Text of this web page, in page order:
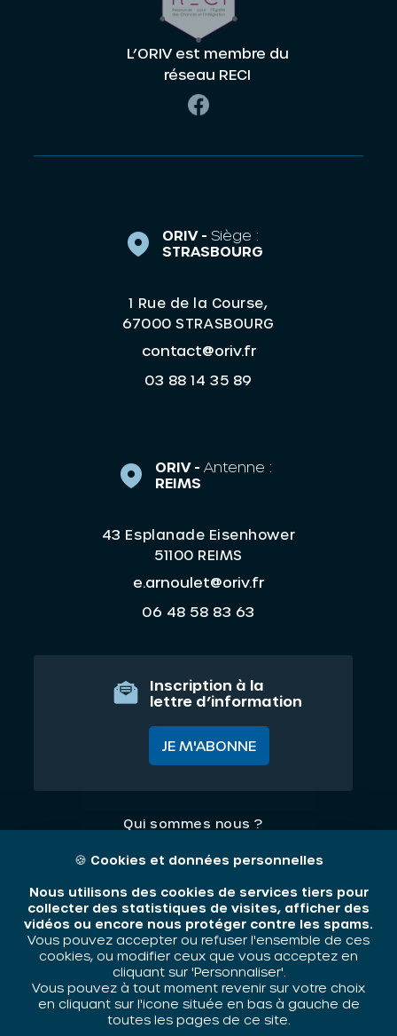
L’ORIV est membre du
réseau RECI
ORIV - Siège :
STRASBOURG
1 Rue de la Course,
67000 STRASBOURG
contact@oriv.fr
03 88 14 35 89
ORIV - Antenne :
REIMS
43 Esplanade Eisenhower
51100 REIMS
e.arnoulet@oriv.fr
06 48 58 83 63
Inscription à la
lettre d’information
JE M'ABONNE
Qui sommes nous ?
Nos thématiques
Mentions légales
ORIV - 2026 / Tous droits réservés
🍪 Cookies et données personnelles
Nous utilisons des cookies de services tiers pour
collecter des statistiques de visites, afficher des
vidéos ou encore nous protéger contre les spams.
Vous pouvez accepter ou refuser l'ensemble de ces
cookies, ou modifier ceux que vous acceptez en
cliquant sur 'Personnaliser'.
Vous pouvez à tout moment revenir sur votre choix
en cliquant sur l'icone située en bas à gauche de
toutes les pages de ce site.